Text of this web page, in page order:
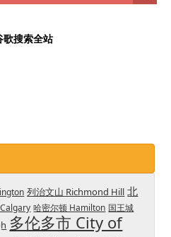
歌搜索全站
列治文山 Richmond Hill 北
哈密尔顿 Hamilton 国王城
多伦多市 City of